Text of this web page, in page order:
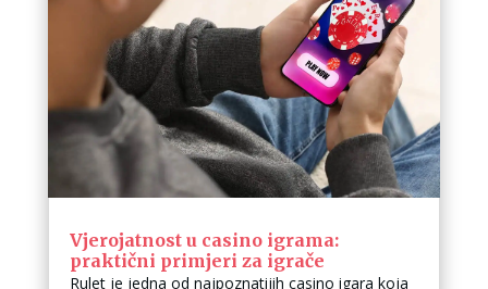
Vjerojatnost u casino igrama:
praktični primjeri za igrače
Rulet je jedna od najpoznatijih casino igara koja